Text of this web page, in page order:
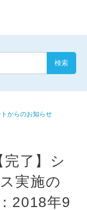
からのお知らせ
了】シ
実施の
2018年9